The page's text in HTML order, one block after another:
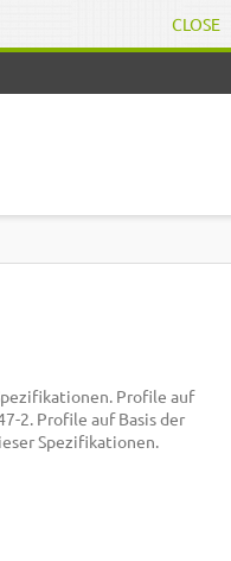
CLOSE
Profile auf
2. Profile auf Basis der
Spezifikationen.